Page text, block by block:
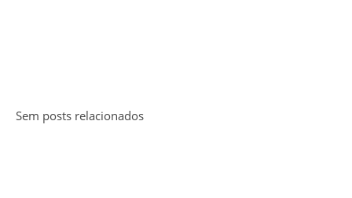
Sem posts relacionados